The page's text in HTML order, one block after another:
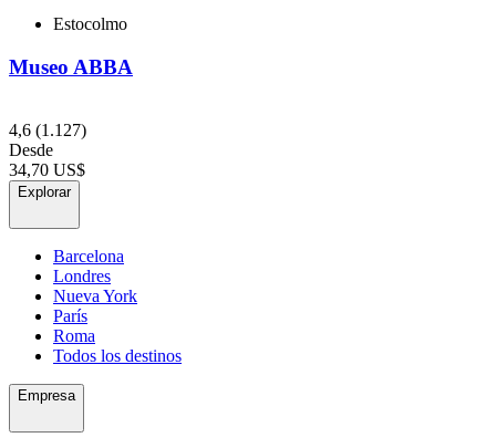
Estocolmo
Museo ABBA
4,6 (1.127)
Desde
34,70 US$
Explorar
Barcelona
Londres
Nueva York
París
Roma
Todos los destinos
Empresa